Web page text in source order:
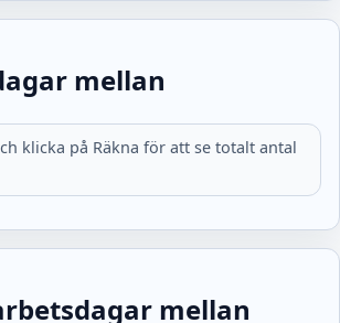
mellan
klicka på Räkna för att se totalt antal
mellan